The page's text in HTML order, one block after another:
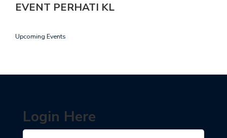
EVENT PERHATI KL
Upcoming Events
Login Here